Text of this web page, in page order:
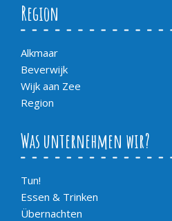
Region
Alkmaar
Beverwijk
Wijk aan Zee
Region
Was unternehmen wir?
Tun!
Essen & Trinken
Übernachten